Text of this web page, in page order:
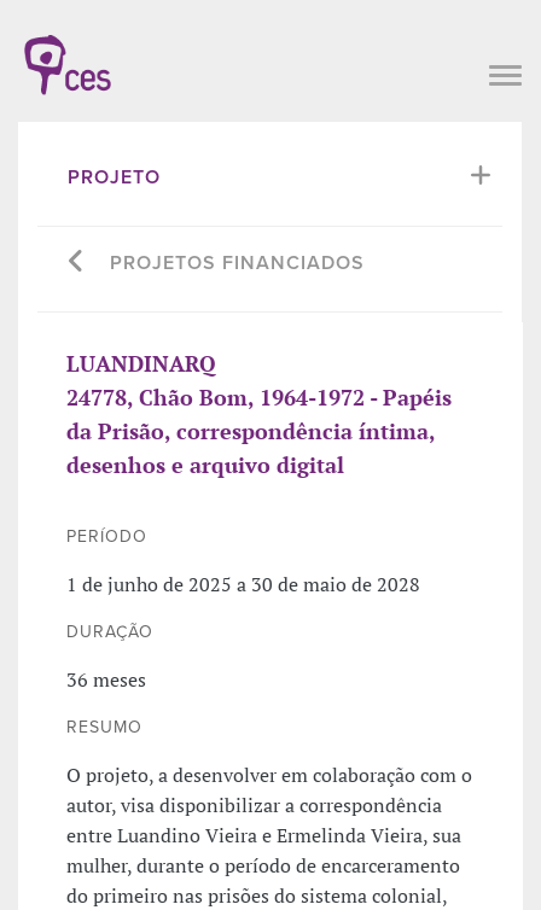
PROJETO
PROJETOS FINANCIADOS
LUANDINARQ
24778, Chão Bom, 1964-1972 - Papéis
da Prisão, correspondência íntima,
desenhos e arquivo digital
PERÍODO
1 de junho de 2025 a 30 de maio de 2028
DURAÇÃO
36 meses
RESUMO
O projeto, a desenvolver em colaboração com o
autor, visa disponibilizar a correspondência
entre Luandino Vieira e Ermelinda Vieira, sua
mulher, durante o período de encarceramento
do primeiro nas prisões do sistema colonial,